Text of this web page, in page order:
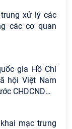
xử lý các
các cơ quan
gia Hồ Chí
hội Việt Nam
CHDCND…
mạc trưng